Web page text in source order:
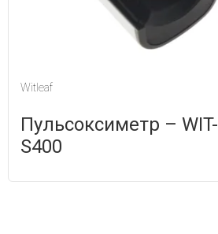
Witleaf
Пульсоксиметр – WIT-
S400